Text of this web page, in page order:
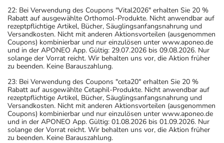
22: Bei Verwendung des Coupons "Vital2026" erhalten Sie 20 %
Rabatt auf ausgewählte Orthomol-Produkte. Nicht anwendbar auf
rezeptpflichtige Artikel, Bücher, Säuglingsanfangsnahrung und
Versandkosten. Nicht mit anderen Aktionsvorteilen (ausgenommen
Coupons) kombinierbar und nur einzulösen unter www.aponeo.de
und in der APONEO App. Gültig: 29.07.2026 bis 09.08.2026. Nur
solange der Vorrat reicht. Wir behalten uns vor, die Aktion früher
zu beenden. Keine Barauszahlung.
23: Bei Verwendung des Coupons "ceta20" erhalten Sie 20 %
Rabatt auf ausgewählte Cetaphil-Produkte. Nicht anwendbar auf
rezeptpflichtige Artikel, Bücher, Säuglingsanfangsnahrung und
Versandkosten. Nicht mit anderen Aktionsvorteilen (ausgenommen
Coupons) kombinierbar und nur einzulösen unter www.aponeo.de
und in der APONEO App. Gültig: 01.08.2026 bis 01.09.2026. Nur
solange der Vorrat reicht. Wir behalten uns vor, die Aktion früher
zu beenden. Keine Barauszahlung.